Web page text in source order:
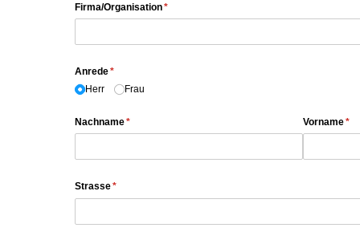
Firma/​Organisation*
(erforderlich)
Anrede*
(erforderlich)
Herr
Frau
Nachname*
(erforderlich) Vorname*
Strasse*
(erforderlich)